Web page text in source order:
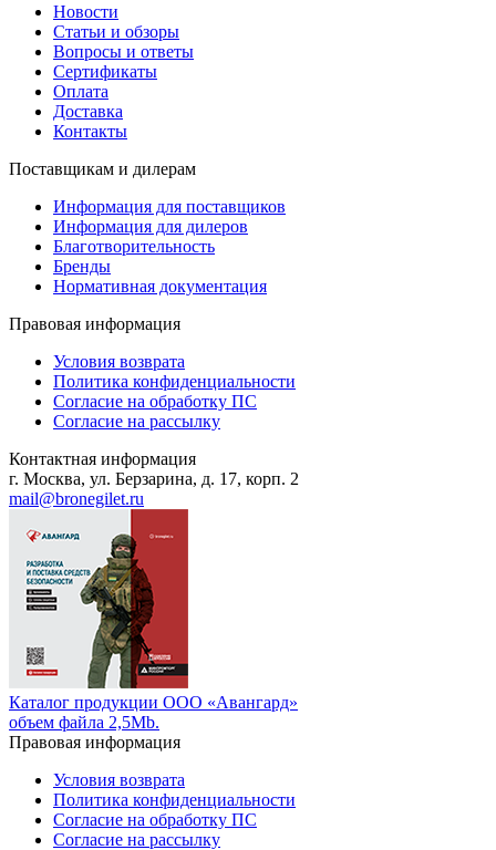
Новости
Статьи и обзоры
Вопросы и ответы
Сертификаты
Оплата
Доставка
Контакты
Поставщикам и дилерам
Информация для поставщиков
Информация для дилеров
Благотворительность
Бренды
Нормативная документация
Правовая информация
Условия возврата
Политика конфиденциальности
Согласие на обработку ПС
Согласие на рассылку
Контактная информация
г. Москва, ул. Берзарина, д. 17, корп. 2
mail@bronegilet.ru
Каталог продукции ООО «Авангард»
объем файла 2,5Mb.
Правовая информация
Условия возврата
Политика конфиденциальности
Согласие на обработку ПС
Согласие на рассылку